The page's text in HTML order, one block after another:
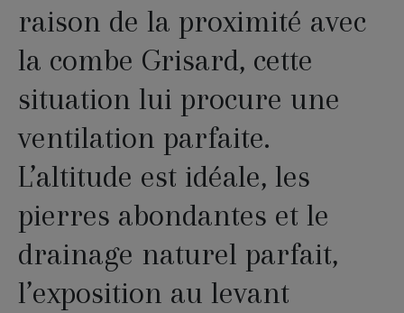
raison de la proximité avec
la combe Grisard, cette
situation lui procure une
ventilation parfaite.
L’altitude est idéale, les
pierres abondantes et le
drainage naturel parfait,
l’exposition au levant